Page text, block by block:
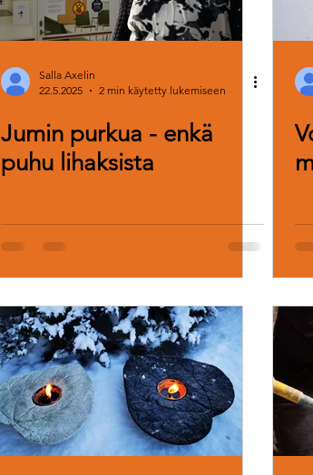
Salla Axelin
22.5.2025
2 min käytetty lukemiseen
Jumin purkua - enkä
puhu lihaksista